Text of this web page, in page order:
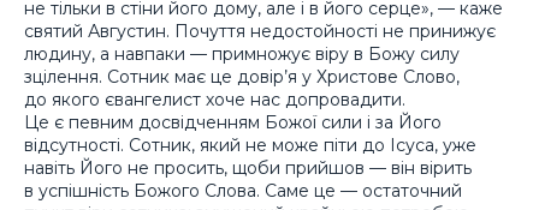
не тільки в стіни його дому, але і в його серце», — каже
святий Августин. Почуття недостойності не принижує
людину, а навпаки — примножує віру в Божу силу
зцілення. Сотник має це довір’я у Христове Слово,
до якого євангелист хоче нас допровадити.
Це є певним досвідченням Божої сили і за Його
відсутності. Сотник, який не може піти до Ісуса, уже
навіть Його не просить, щоби прийшов — він вірить
в успішність Божого Слова. Саме це — остаточний